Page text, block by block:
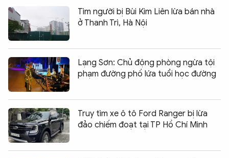
Tìm người bị Bùi Kim Liên lừa bán nhà
ở Thanh Trì, Hà Nội
Lạng Sơn: Chủ động phòng ngừa tội
phạm đường phố lứa tuổi học đường
Truy tìm xe ô tô Ford Ranger bị lừa
đảo chiếm đoạt tại TP Hồ Chí Minh